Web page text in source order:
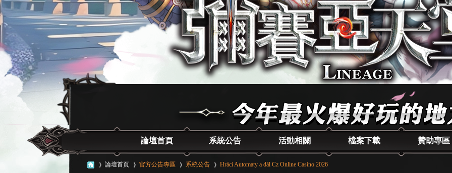
論壇首頁 系統公告 活動相關 檔案下載 贊助專區
論壇首頁 官方公告專區 系統公告 Hráci Automaty a dál Cz Online Casino 2026